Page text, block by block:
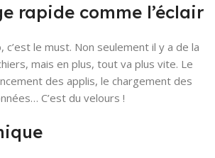
rapide comme l’éclair
c’est le must. Non seulement il y a de la
mais en plus, tout va plus vite. Le
des applis, le chargement des
C’est du velours !